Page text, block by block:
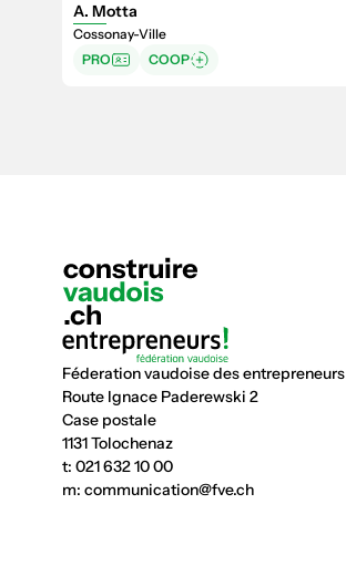
A. Motta
Cossonay-Ville
PRO
COOP
Féderation vaudoise des entrepreneurs
Route Ignace Paderewski 2
Case postale
1131 Tolochenaz
t: 021 632 10 00
m: communication@fve.ch